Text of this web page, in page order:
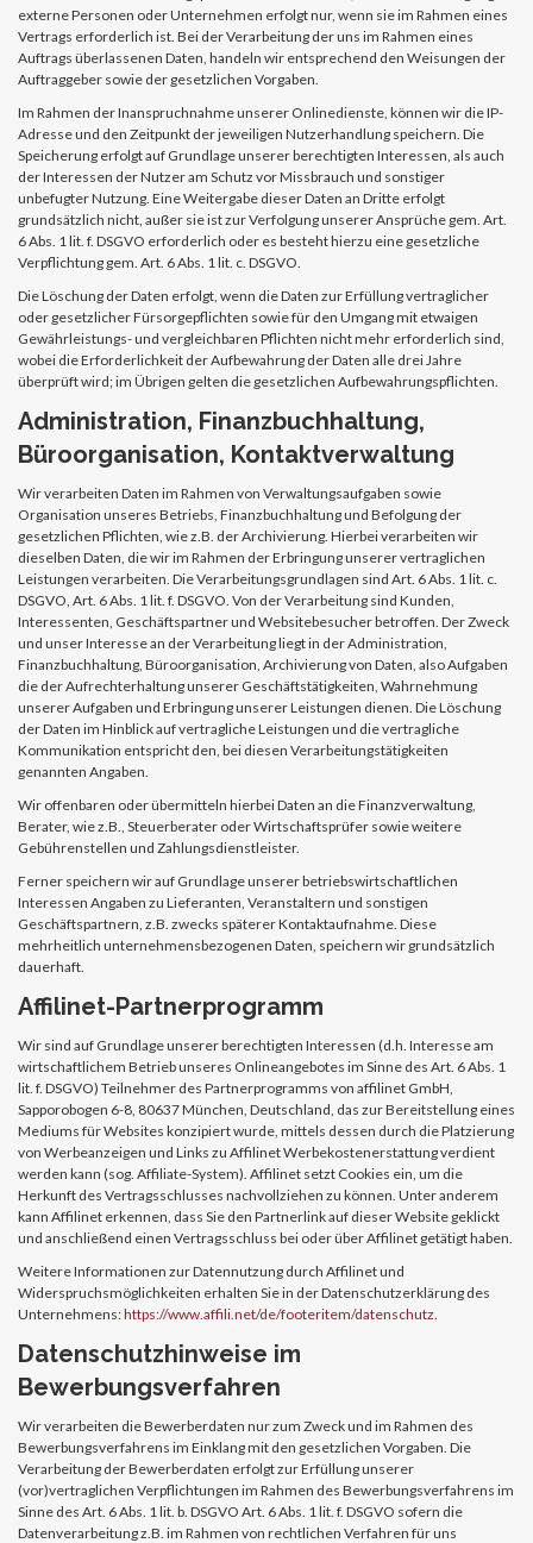
externe Personen oder Unternehmen erfolgt nur, wenn sie im Rahmen eines
Vertrags erforderlich ist. Bei der Verarbeitung der uns im Rahmen eines
Auftrags überlassenen Daten, handeln wir entsprechend den Weisungen der
Auftraggeber sowie der gesetzlichen Vorgaben.
Im Rahmen der Inanspruchnahme unserer Onlinedienste, können wir die IP-
Adresse und den Zeitpunkt der jeweiligen Nutzerhandlung speichern. Die
Speicherung erfolgt auf Grundlage unserer berechtigten Interessen, als auch
der Interessen der Nutzer am Schutz vor Missbrauch und sonstiger
unbefugter Nutzung. Eine Weitergabe dieser Daten an Dritte erfolgt
grundsätzlich nicht, außer sie ist zur Verfolgung unserer Ansprüche gem. Art.
6 Abs. 1 lit. f. DSGVO erforderlich oder es besteht hierzu eine gesetzliche
Verpflichtung gem. Art. 6 Abs. 1 lit. c. DSGVO.
Die Löschung der Daten erfolgt, wenn die Daten zur Erfüllung vertraglicher
oder gesetzlicher Fürsorgepflichten sowie für den Umgang mit etwaigen
Gewährleistungs- und vergleichbaren Pflichten nicht mehr erforderlich sind,
wobei die Erforderlichkeit der Aufbewahrung der Daten alle drei Jahre
überprüft wird; im Übrigen gelten die gesetzlichen Aufbewahrungspflichten.
Administration, Finanzbuchhaltung,
Büroorganisation, Kontaktverwaltung
Wir verarbeiten Daten im Rahmen von Verwaltungsaufgaben sowie
Organisation unseres Betriebs, Finanzbuchhaltung und Befolgung der
gesetzlichen Pflichten, wie z.B. der Archivierung. Hierbei verarbeiten wir
dieselben Daten, die wir im Rahmen der Erbringung unserer vertraglichen
Leistungen verarbeiten. Die Verarbeitungsgrundlagen sind Art. 6 Abs. 1 lit. c.
DSGVO, Art. 6 Abs. 1 lit. f. DSGVO. Von der Verarbeitung sind Kunden,
Interessenten, Geschäftspartner und Websitebesucher betroffen. Der Zweck
und unser Interesse an der Verarbeitung liegt in der Administration,
Finanzbuchhaltung, Büroorganisation, Archivierung von Daten, also Aufgaben
die der Aufrechterhaltung unserer Geschäftstätigkeiten, Wahrnehmung
unserer Aufgaben und Erbringung unserer Leistungen dienen. Die Löschung
der Daten im Hinblick auf vertragliche Leistungen und die vertragliche
Kommunikation entspricht den, bei diesen Verarbeitungstätigkeiten
genannten Angaben.
Wir offenbaren oder übermitteln hierbei Daten an die Finanzverwaltung,
Berater, wie z.B., Steuerberater oder Wirtschaftsprüfer sowie weitere
Gebührenstellen und Zahlungsdienstleister.
Ferner speichern wir auf Grundlage unserer betriebswirtschaftlichen
Interessen Angaben zu Lieferanten, Veranstaltern und sonstigen
Geschäftspartnern, z.B. zwecks späterer Kontaktaufnahme. Diese
mehrheitlich unternehmensbezogenen Daten, speichern wir grundsätzlich
dauerhaft.
Affilinet-Partnerprogramm
Wir sind auf Grundlage unserer berechtigten Interessen (d.h. Interesse am
wirtschaftlichem Betrieb unseres Onlineangebotes im Sinne des Art. 6 Abs. 1
lit. f. DSGVO) Teilnehmer des Partnerprogramms von affilinet GmbH,
Sapporobogen 6-8, 80637 München, Deutschland, das zur Bereitstellung eines
Mediums für Websites konzipiert wurde, mittels dessen durch die Platzierung
von Werbeanzeigen und Links zu Affilinet Werbekostenerstattung verdient
werden kann (sog. Affiliate-System). Affilinet setzt Cookies ein, um die
Herkunft des Vertragsschlusses nachvollziehen zu können. Unter anderem
kann Affilinet erkennen, dass Sie den Partnerlink auf dieser Website geklickt
und anschließend einen Vertragsschluss bei oder über Affilinet getätigt haben.
Weitere Informationen zur Datennutzung durch Affilinet und
Widerspruchsmöglichkeiten erhalten Sie in der Datenschutzerklärung des
Unternehmens:https://www.affili.net/de/footeritem/datenschutz.
Datenschutzhinweise im
Bewerbungsverfahren
Wir verarbeiten die Bewerberdaten nur zum Zweck und im Rahmen des
Bewerbungsverfahrens im Einklang mit den gesetzlichen Vorgaben. Die
Verarbeitung der Bewerberdaten erfolgt zur Erfüllung unserer
(vor)vertraglichen Verpflichtungen im Rahmen des Bewerbungsverfahrens im
Sinne des Art. 6 Abs. 1 lit. b. DSGVO Art. 6 Abs. 1 lit. f. DSGVO sofern die
Datenverarbeitung z.B. im Rahmen von rechtlichen Verfahren für uns